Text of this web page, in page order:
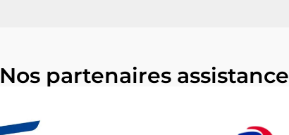
Nos partenaires assistance